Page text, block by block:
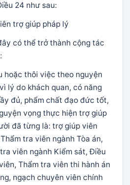
24 như sau:
trợ giúp pháp lý
có thể trở thành cộng tác
hoặc thôi việc theo nguyện
lý do khách quan, có năng
đủ, phẩm chất đạo đức tốt,
vọng thực hiện trợ giúp
đã từng là: trợ giúp viên
tra viên ngành Tòa án,
viên ngành Kiểm sát, Điều
Thẩm tra viên thi hành án
ngạch chuyên viên chính